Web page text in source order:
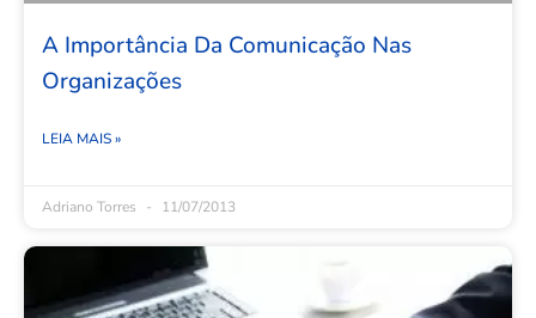
A Importância Da Comunicação Nas
Organizações
LEIA MAIS »
Adriano Torres 11/07/2013